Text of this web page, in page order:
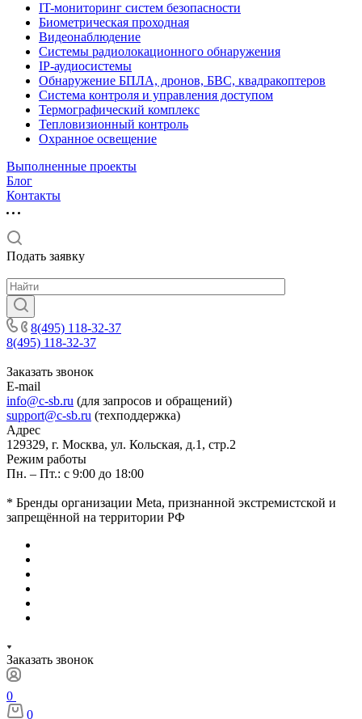
IT-мониторинг систем безопасности
Биометрическая проходная
Видеонаблюдение
Системы радиолокационного обнаружения
IP-аудиосистемы
Обнаружение БПЛА, дронов, БВС, квадракоптеров
Система контроля и управления доступом
Термографический комплекс
Тепловизионный контроль
Охранное освещение
Выполненные проекты
Блог
Контакты
Подать заявку
8(495) 118-32-37
8(495) 118-32-37
Заказать звонок
E-mail
info@c-sb.ru (для запросов и обращений)
support@c-sb.ru (техподдержка)
Адрес
129329, г. Москва, ул. Кольская, д.1, стр.2
Режим работы
Пн. – Пт.: с 9:00 до 18:00
* Бренды организации Meta, признанной экстремистской и
запрещённой на территории РФ
Заказать звонок
0
0